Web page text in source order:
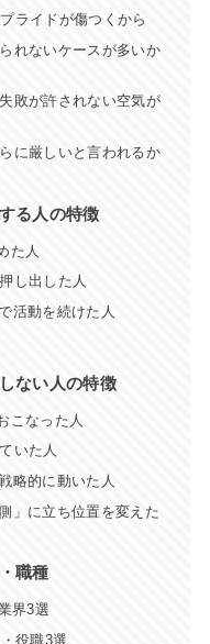
ライドが傷つくから
れないケースが多いか
敗が許されない空気が
に厳しいと言われるか
る人の特徴
た人
し出した人
活動を続けた人
ない人の特徴
こなった人
いた人
略的に動いた人
」に立ち位置を変えた
職種
界3選
役職3選